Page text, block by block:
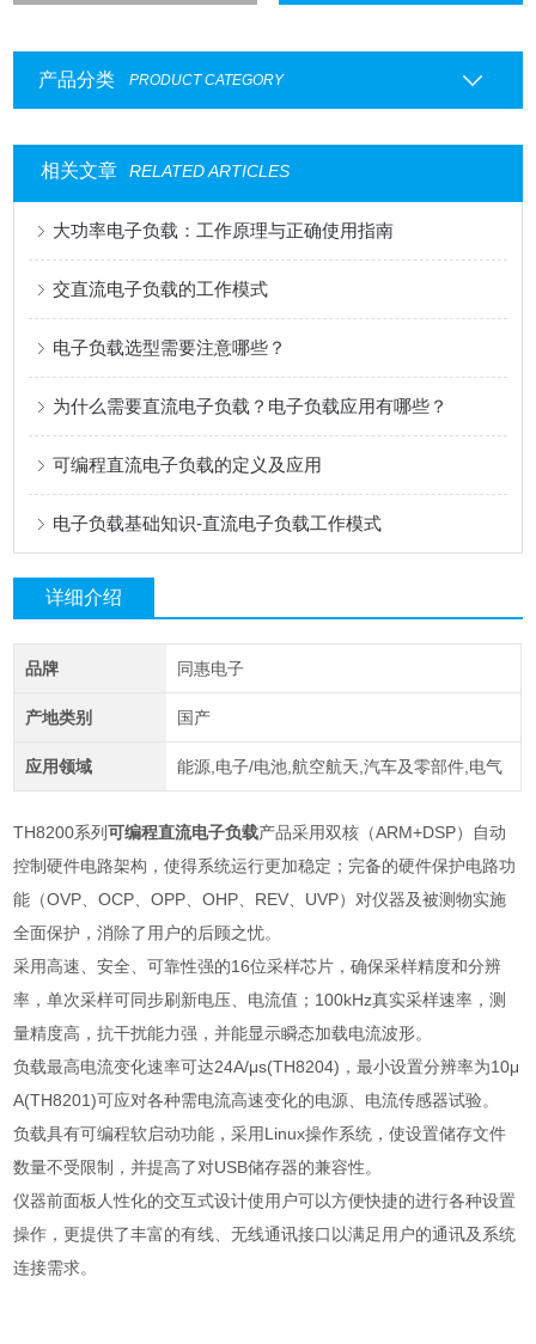
产品分类 PRODUCT CATEGORY
相关文章 RELATED ARTICLES
大功率电子负载：工作原理与正确使用指南
交直流电子负载的工作模式
电子负载选型需要注意哪些？
为什么需要直流电子负载？电子负载应用有哪些？
可编程直流电子负载的定义及应用
电子负载基础知识-直流电子负载工作模式
详细介绍
品牌 同惠电子
产地类别 国产
应用领域 能源,电子/电池,航空航天,汽车及零部件,电气
TH8200系列可编程直流电子负载产品采用双核（ARM+DSP）自动
控制硬件电路架构，使得系统运行更加稳定；完备的硬件保护电路功
能（OVP 、OCP 、OPP 、OHP REV UVP）对仪器及被测物实施
全面保护，消除了用户的后顾之忧。
采用高速、安全、可靠性强的16位采样芯片，确保采样精度和分辨
率，单次采样可同步刷新电压、电流值； 100kHz真实采样速率，测
量精度高，抗干扰能力强，并能显示瞬态加载电流波形。
负载最高电流变化速率可达24A/μs(TH8204) ，最小设置分辨率为10μ
A(TH8201)可应对各种需电流高速变化的电源、电流传感器试验。
负载具有可编程软启动功能，采用Linux操作系统，使设置储存文件
数量不受限制，并提高了对USB储存器的兼容性。
仪器前面板人性化的交互式设计使用户可以方便快捷的进行各种设置
操作，更提供了丰富的有线、无线通讯接口以满足用户的通讯及系统
连接需求。